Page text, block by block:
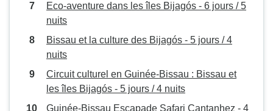
Eco-aventure dans les îles Bijagós - 6 jours / 5
nuits
Bissau et la culture des Bijagós - 5 jours / 4
nuits
Circuit culturel en Guinée-Bissau : Bissau et
les îles Bijagós - 5 jours / 4 nuits
Guinée-Bissau Escapade Safari Cantanhez - 4